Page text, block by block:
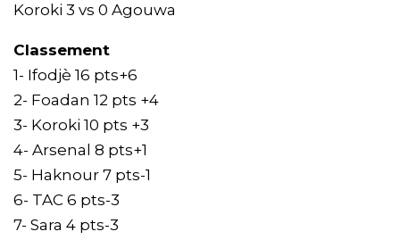
Koroki 3 vs 0 Agouwa
Classement
1- Ifodjè 16 pts+6
2- Foadan 12 pts +4
3- Koroki 10 pts +3
4- Arsenal 8 pts+1
5- Haknour 7 pts-1
6- TAC 6 pts-3
7- Sara 4 pts-3